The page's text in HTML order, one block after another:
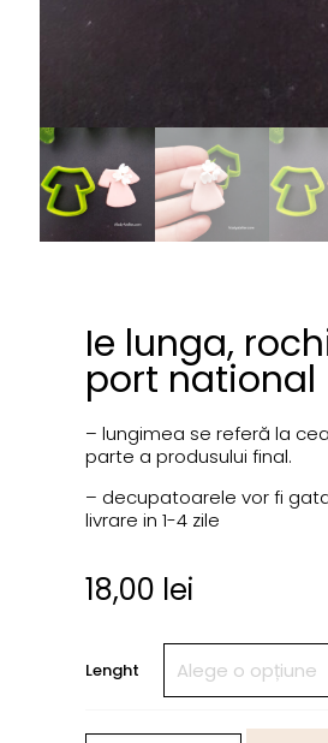
Ie lunga,
port national
– lungimea se referă la
parte a produsului final.
– decupatoarele vor fi
livrare in 1-4 zile
18,00 lei
Lenght